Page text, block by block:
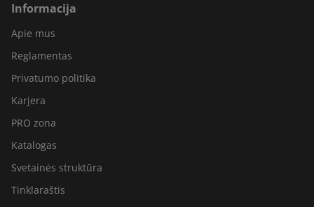
Informacija
Apie mus
Reglamentas
Privatumo politika
Karjera
PRO zona
Katalogas
Svetainės struktūra
Tinklaraštis